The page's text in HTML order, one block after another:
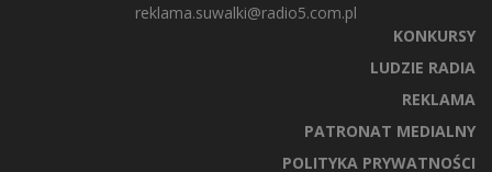
reklama.suwalki@radio5.com.pl
KONKURSY
LUDZIE RADIA
REKLAMA
PATRONAT MEDIALNY
POLITYKA PRYWATNOŚCI